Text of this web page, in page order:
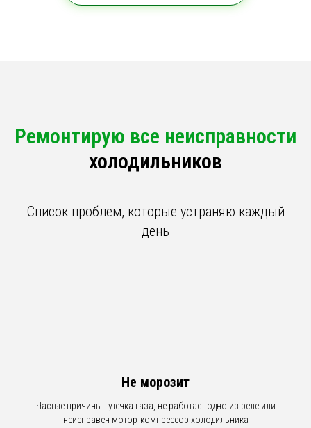
Ремонтирую все неисправности
холодильников
Список проблем, которые устраняю каждый
день
Не морозит
Частые причины : утечка газа, не работает одно из реле или
неисправен мотор-компрессор холодильника